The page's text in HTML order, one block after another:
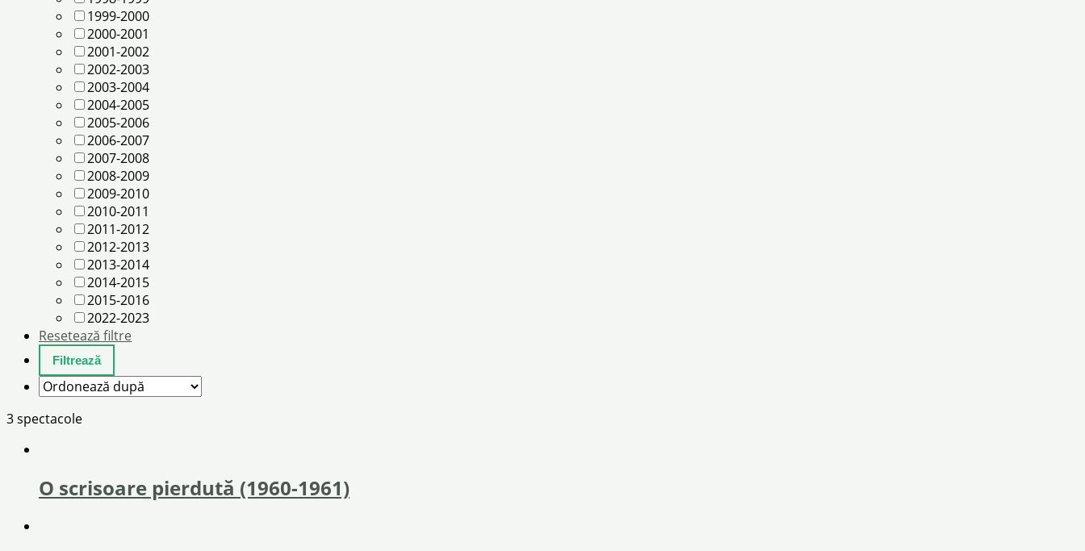
1999-2000
2000-2001
2001-2002
2002-2003
2003-2004
2004-2005
2005-2006
2006-2007
2007-2008
2008-2009
2009-2010
2010-2011
2011-2012
2012-2013
2013-2014
2014-2015
2015-2016
2022-2023
Resetează filtre
3 spectacole
O scrisoare pierdută (1960-1961)